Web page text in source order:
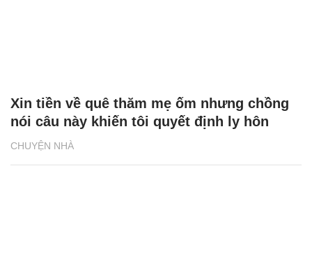
CHUYỆN NHÀ
Xin tiền về quê thăm mẹ ốm nhưng chồng
nói câu này khiến tôi quyết định ly hôn